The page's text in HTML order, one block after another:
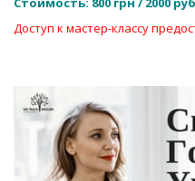
Доступ к мастер-классу